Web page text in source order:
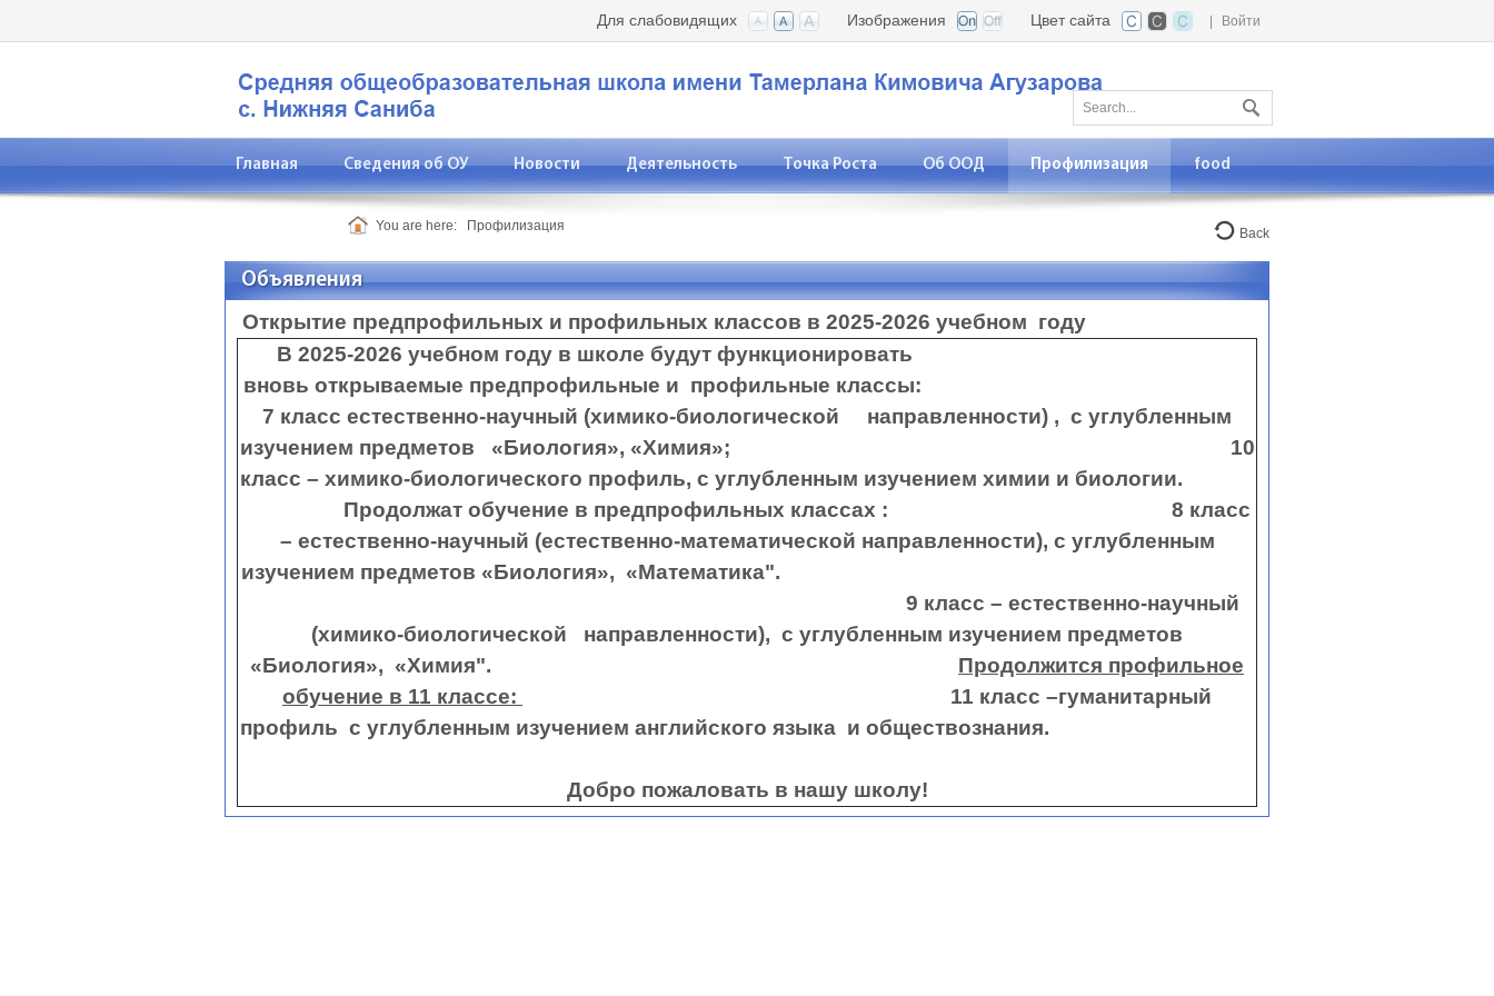
Войти
Цвет сайта
Изображения
Для слабовидящих
Главная Сведения об ОУ Новости Деятельность Точка Роста Об ООД Профилизация food
You are here: Профилизация Back
Объявления
Открытие предпрофильных и профильных классов в 2025-2026 учебном году
В 2025-2026 учебном году в школе будут функционировать
вновь открываемые предпрофильные и профильные классы:
7 класс естественно-научный (химико-биологической направленности) , с углубленным
изучением предметов «Биология», «Химия»; 10
класс – химико-биологического профиль, с углубленным изучением химии и биологии.
Продолжат обучение в предпрофильных классах : 8 класс
– естественно-научный (естественно-математической направленности), с углубленным
изучением предметов «Биология», «Математика".
9 класс – естественно-научный
(химико-биологической направленности), с углубленным изучением предметов
«Биология», «Химия".
Продолжится профильное
обучение в 11 классе:
11 класс –гуманитарный
профиль с углубленным изучением английского языка и обществознания.
Добро пожаловать в нашу школу!